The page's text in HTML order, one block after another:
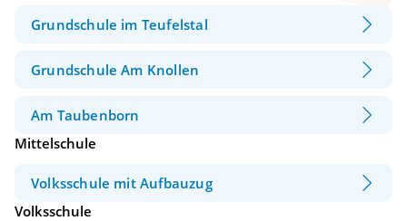
Grundschule im Teufelstal
Grundschule Am Knollen
Am Taubenborn
Mittelschule
Volksschule mit Aufbauzug
Volksschule